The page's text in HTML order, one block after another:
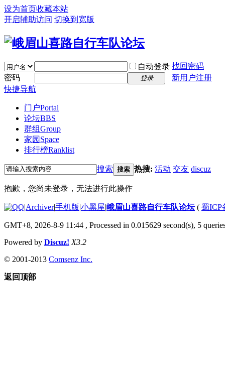
设为首页收藏本站
开启辅助访问 切换到宽版
自动登录 找回密码
密码
登录
新用户注册
快捷导航
门户Portal
论坛BBS
群组Group
家园 Space
排行榜Ranklist
搜索 搜索 热搜: 活动 交友 discuz
抱歉，您尚未登录，无法进行此操作
|Archiver|手机版|小黑屋|峨眉山喜路自行车队论坛( 蜀ICP
GMT+8, 2026-8-9 11:44 , Processed in 0.015629 second(s), 5
Powered by Discuz! X3.2
© 2001-2013 Comsenz Inc.
返回顶部